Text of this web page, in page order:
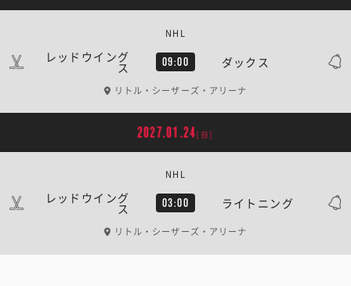
レッドウイング
ス 09:00 ダックス
NHL
リトル・シーザーズ・アリーナ
2027.01.24[日]
レッドウイング
ス 03:00 ライトニング
NHL
リトル・シーザーズ・アリーナ